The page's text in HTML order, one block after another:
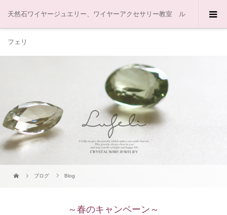
天然石ワイヤージュエリー、ワイヤーアクセサリー教室 ル
フェリ
ブログ Blog
～春のキャンペーン～